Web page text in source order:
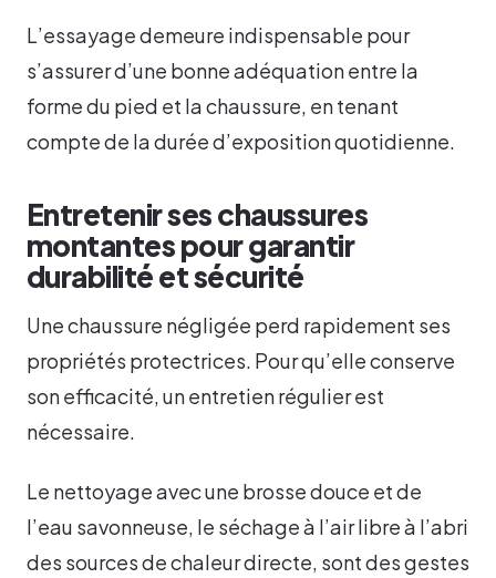
L’essayage demeure indispensable pour
s’assurer d’une bonne adéquation entre la
forme du pied et la chaussure, en tenant
compte de la durée d’exposition quotidienne.
Entretenir ses chaussures
montantes pour garantir
durabilité et sécurité
Une chaussure négligée perd rapidement ses
propriétés protectrices. Pour qu’elle conserve
son efficacité, un entretien régulier est
nécessaire.
Le nettoyage avec une brosse douce et de
l’eau savonneuse, le séchage à l’air libre à l’abri
des sources de chaleur directe, sont des gestes